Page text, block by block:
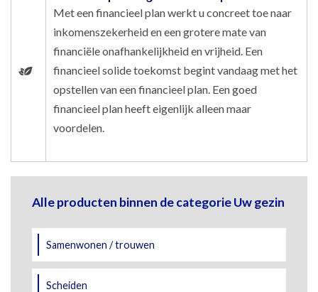
Met een financieel plan werkt u concreet toe naar
inkomenszekerheid en een grotere mate van
financiële onafhankelijkheid en vrijheid. Een
financieel solide toekomst begint vandaag met het
opstellen van een financieel plan. Een goed
financieel plan heeft eigenlijk alleen maar
voordelen.
Alle producten binnen de categorie Uw gezin
Samenwonen / trouwen
Scheiden